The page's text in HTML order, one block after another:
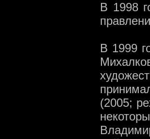
В 1998
В 1999
(2005;